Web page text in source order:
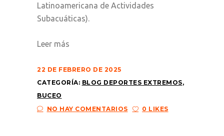
Latinoamericana de Actividades
Subacuáticas).
Leer más
22 DE FEBRERO DE 2025
CATEGORÍA: BLOG DEPORTES EXTREMOS,
BUCEO
NO HAY COMENTARIOS
0 LIKES